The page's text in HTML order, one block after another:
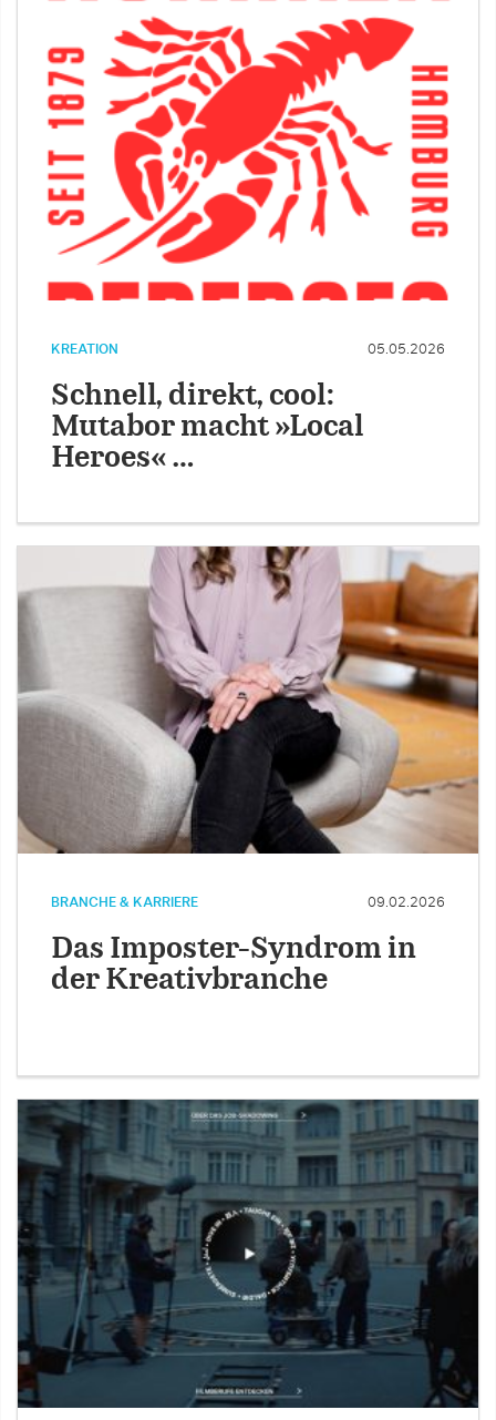
KREATION 05.05.2026
Schnell, direkt, cool:
Mutabor macht »Local
Heroes« …
BRANCHE & KARRIERE 09.02.2026
Das Imposter-Syndrom in
der Kreativbranche